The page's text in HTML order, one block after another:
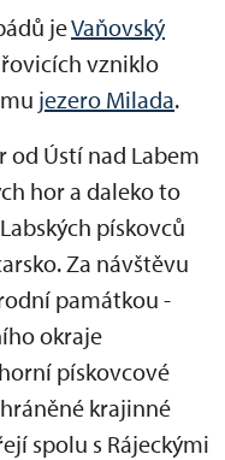
jeVaňovský
vzniklo
jezero Milada.
od Ústí nad Labem
hor a daleko to
pískovců
Za návštěvu
památkou -
okraje
pískovcové
krajinné
spolu s Rájeckými